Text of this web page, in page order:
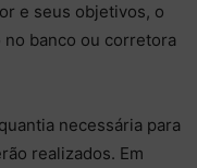
e seus objetivos, o
banco ou corretora
necessária para
realizados. Em